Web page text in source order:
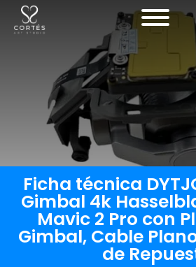
Ficha técnica
Gimbal 4k
Mavic 2 Pro con
Gimbal, Cable
de